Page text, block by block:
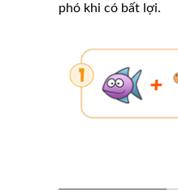
phó khi có bất lợi.